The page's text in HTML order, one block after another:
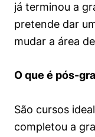
já terminou a
pretende dar
mudar a área
O que é pós-
São cursos
completou a